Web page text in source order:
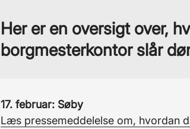
Her er en oversigt over,
borgmesterkontor slår
17. februar: Søby
Læs pressemeddelelse om, hvordan